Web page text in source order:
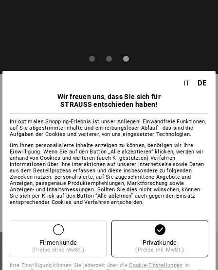
STARK, WENN’S
HEISS HERGEHT
IT DE
Wir freuen uns, dass Sie sich für
STRAUSS entschieden haben!
Ihr optimales Shopping-Erlebnis ist unser Anliegen! Einwandfreie Funktionen,
auf Sie abgestimmte Inhalte und ein reibungsloser Ablauf - das sind die
Aufgaben der Cookies und weiterer, von uns eingesetzter Technologien.
Um Ihnen personalisierte Inhalte anzeigen zu können, benötigen wir Ihre
Einwilligung. Wenn Sie auf den Button „Alle akzeptieren“ klicken, werden wir
anhand von Cookies und weiteren (auch KI-gestützten) Verfahren
Informationen über Ihre Interaktionen auf unserer Internetseite sowie Daten
aus dem Bestellprozess erfassen und diese insbesondere zu folgenden
Zwecken nutzen: personalisierte, auf Sie zugeschnittene Angebote und
Anzeigen, passgenaue Produktempfehlungen, Marktforschung sowie
Anzeigen- und Inhaltsmessungen. Sollten Sie dies nicht wünschen, können
Sie sich per Klick auf den Button “Alle ablehnen” auch gegen den Einsatz
entsprechender Cookies und Verfahren entscheiden.
Firmenkunde
(Preise ohne MwSt.)
Privatkunde
(Preise mit MwSt.)
Ihre Einwilligung können Sie jederzeit über dieCookie-Einstellungen in